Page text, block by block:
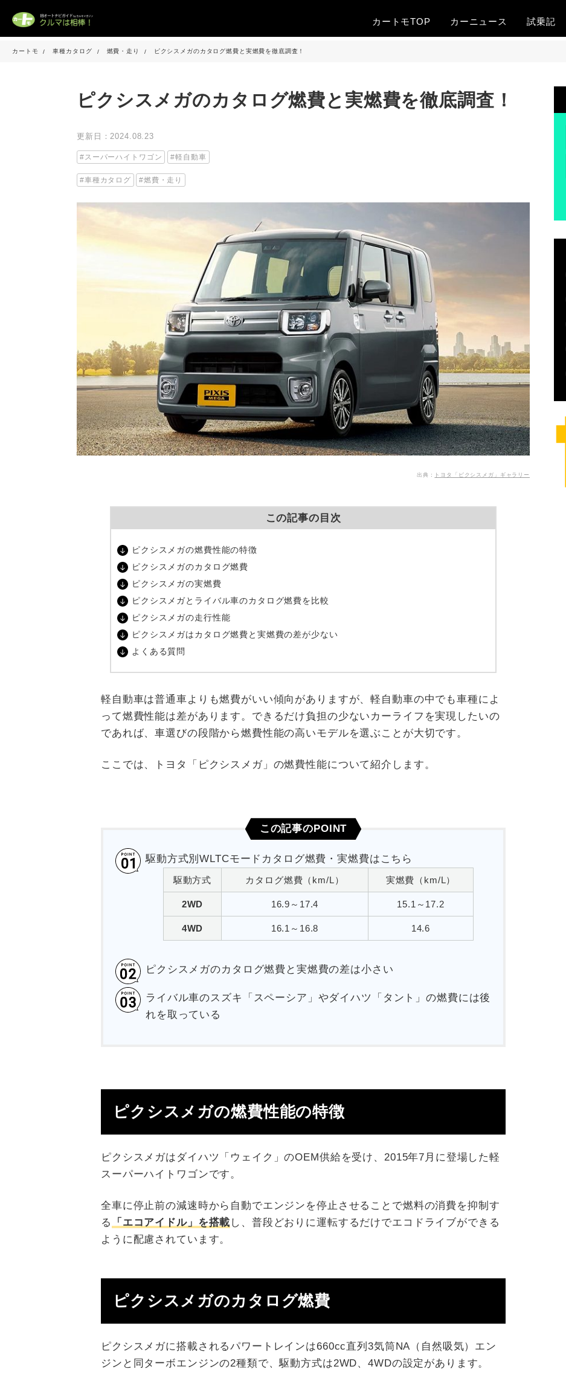
カートモTOP カーニュース 試乗記
カートモ 車種カタログ 燃費・走り ピクシスメガのカタログ燃費と実燃費を徹底調査！
ピクシスメガのカタログ燃費と実燃費を徹底調査！
更新日：2024.08.23
スーパーハイトワゴン 軽自動車
車種カタログ 燃費・走り
出典： トヨタ「ピクシスメガ」ギャラリー
この記事の目次
ピクシスメガの燃費性能の特徴
ピクシスメガのカタログ燃費
ピクシスメガの実燃費
ピクシスメガとライバル車のカタログ燃費を比較
ピクシスメガの走行性能
ピクシスメガはカタログ燃費と実燃費の差が少ない
よくある質問
軽自動車は普通車よりも燃費がいい傾向がありますが、軽自動車の中でも車種によ
って燃費性能は差があります。できるだけ負担の少ないカーライフを実現したいの
であれば、車選びの段階から燃費性能の高いモデルを選ぶことが大切です。
ここでは、トヨタ「ピクシスメガ」の燃費性能について紹介します。
この記事のPOINT
駆動方式別WLTCモードカタログ燃費・実燃費はこちら
駆動方式 カタログ燃費（km/L） 実燃費（km/L）
2WD 16.9～17.4 15.1～17.2
4WD 16.1～16.8 14.6
ピクシスメガのカタログ燃費と実燃費の差は小さい
ライバル車のスズキ「スペーシア」やダイハツ「タント」の燃費には後
れを取っている
ピクシスメガの燃費性能の特徴
ピクシスメガはダイハツ「ウェイク」のOEM供給を受け、2015年7月に登場した軽
スーパーハイトワゴンです。
全車に停止前の減速時から自動でエンジンを停止させることで燃料の消費を抑制す
る
「エコアイドル」を搭載 し、普段どおりに運転するだけでエコドライブができる
ように配慮されています。
ピクシスメガのカタログ燃費
ピクシスメガに搭載されるパワートレインは660cc直列3気筒NA（自然吸気）エン
ジンと同ターボエンジンの2種類で、駆動方式は2WD、4WDの設定があります。